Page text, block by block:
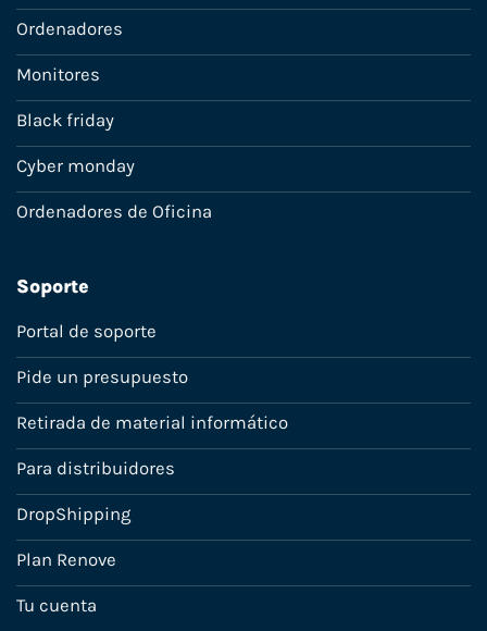
Ordenadores
Monitores
Black friday
Cyber monday
Ordenadores de Oficina
Soporte
Portal de soporte
Pide un presupuesto
Retirada de material informático
Para distribuidores
DropShipping
Plan Renove
Tu cuenta